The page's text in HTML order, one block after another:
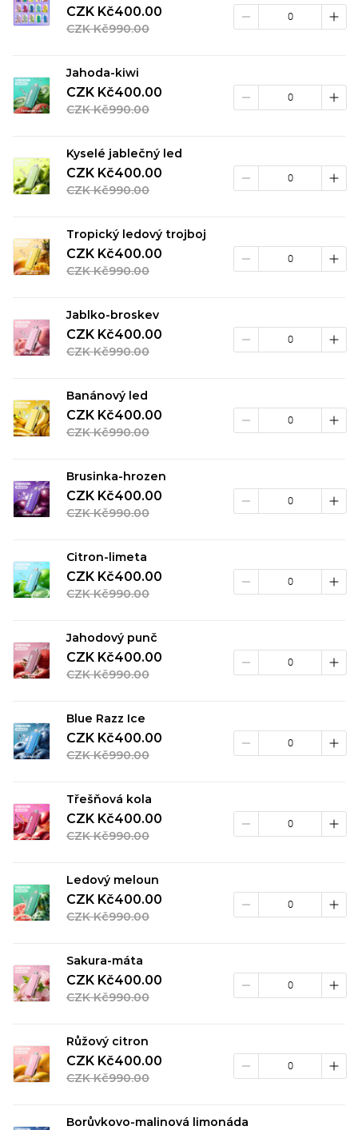
CZK Kč400.00
CZK Kč990.00
Jahoda-kiwi
CZK Kč400.00
CZK Kč990.00
Kyselé jablečný led
CZK Kč400.00
CZK Kč990.00
Tropický ledový trojboj
CZK Kč400.00
CZK Kč990.00
Jablko-broskev
CZK Kč400.00
CZK Kč990.00
Banánový led
CZK Kč400.00
CZK Kč990.00
Brusinka-hrozen
CZK Kč400.00
CZK Kč990.00
Citron-limeta
CZK Kč400.00
CZK Kč990.00
Jahodový punč
CZK Kč400.00
CZK Kč990.00
Blue Razz Ice
CZK Kč400.00
CZK Kč990.00
Třešňová kola
CZK Kč400.00
CZK Kč990.00
Ledový meloun
CZK Kč400.00
CZK Kč990.00
Sakura-máta
CZK Kč400.00
CZK Kč990.00
Růžový citron
CZK Kč400.00
CZK Kč990.00
Borůvkovo-malinová limonáda